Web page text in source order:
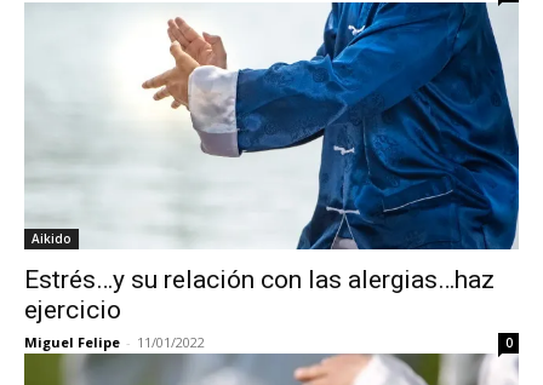
Aikido
Estrés…y su relación con las alergias…haz
ejercicio
Miguel Felipe - 11/01/2022 0